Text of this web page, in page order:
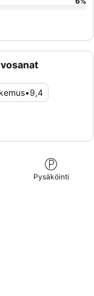
•9,4
Pysäköinti